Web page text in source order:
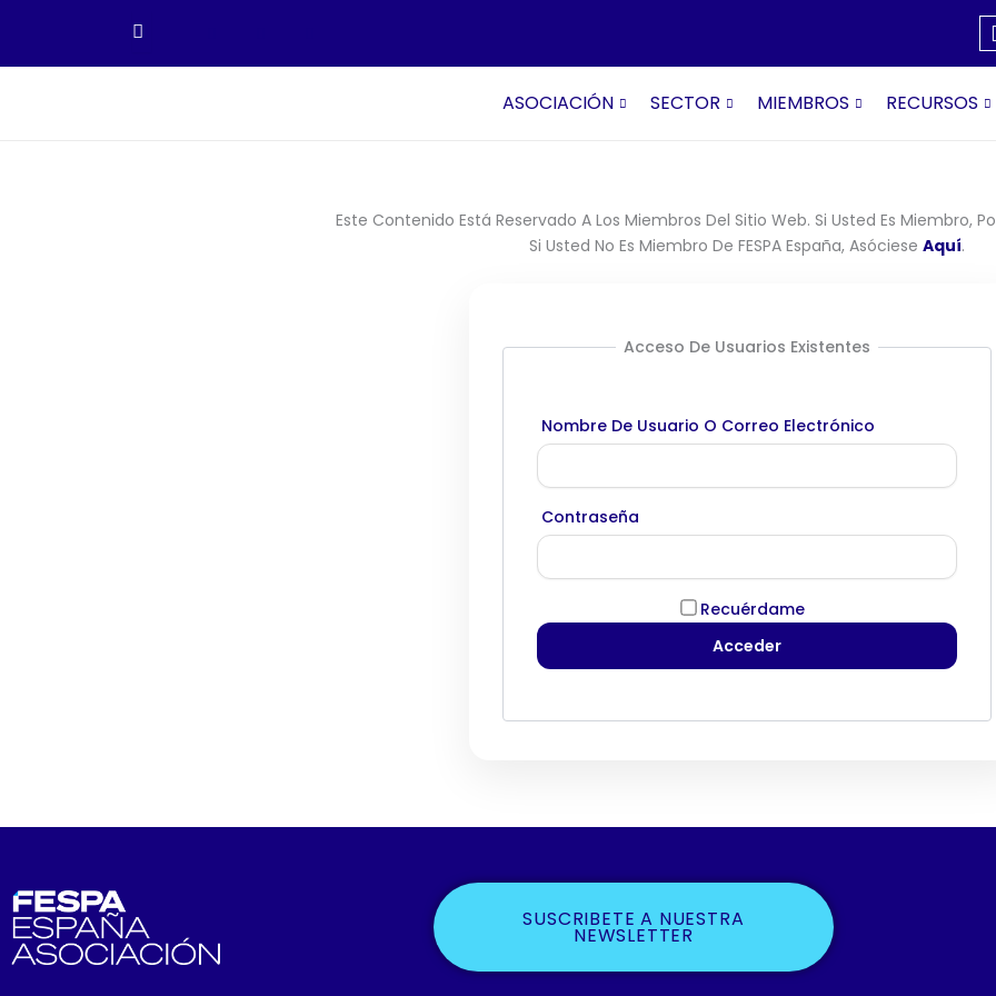
Contenido
ASOCIACIÓN SECTOR MIEMBROS RECURSOS
Este Contenido Está Reservado A Los Miembros Del Sitio Web. Si Usted Es Miembro,
Si Usted No Es Miembro De FESPA España, Asóciese Aquí.
Acceso De Usuarios Existentes
Nombre De Usuario O Correo Electrónico
Contraseña
Recuérdame
SUSCRIBETE A NUESTRA
NEWSLETTER